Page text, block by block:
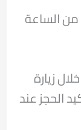
الساعة
زيارة
الحجز عند